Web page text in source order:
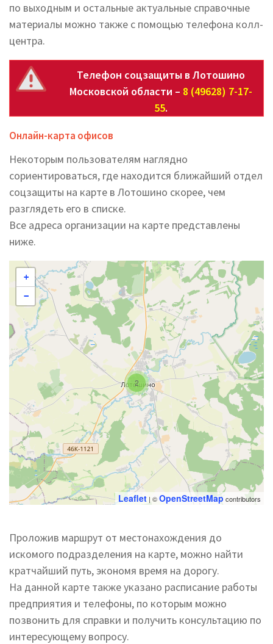
по выходным и остальные актуальные справочные
материалы можно также с помощью телефона колл-
центра.
Телефон соцзащиты в Лотошино
Московской области – 8 (49628) 7-17-
55.
Онлайн-карта офисов
Некоторым пользователям наглядно
сориентироваться, где находится ближайший отдел
соцзащиты на карте в Лотошино скорее, чем
разглядеть его в списке.
Все адреса организации на карте представлены
ниже.
2
+
−
Leaflet | ©OpenStreetMap contributors
Проложив маршрут от местонахождения до
искомого подразделения на карте, можно найти
кратчайший путь, экономя время на дорогу.
На данной карте также указано расписание работы
предприятия и телефоны, по которым можно
позвонить для справки и получить консультацию по
интересующему вопросу.